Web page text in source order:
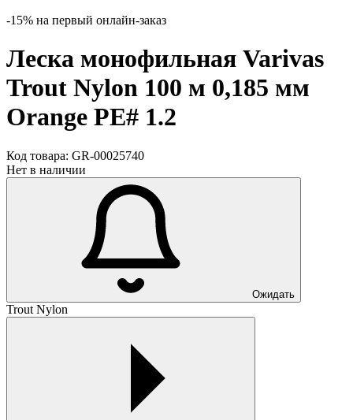
-15% на первый онлайн-заказ
Леска монофильная Varivas
Trout Nylon 100 м 0,185 мм
Orange PE# 1.2
Код товара: GR-00025740
Нет в наличии
Ожидать
Trout Nylon